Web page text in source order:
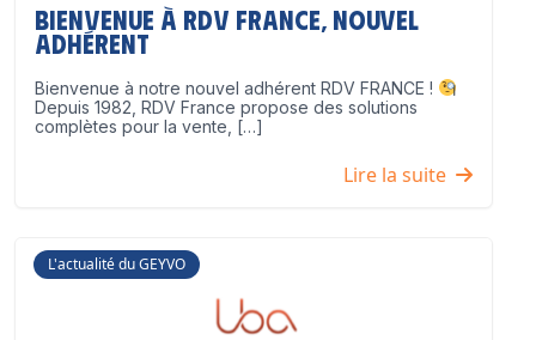
Bienvenue à RDV France, nouvel
adhérent
Bienvenue à notre nouvel adhérent RDV FRANCE !
Depuis 1982, RDV France propose des solutions
complètes pour la vente, […]
Lire la suite
L'actualité du GEYVO